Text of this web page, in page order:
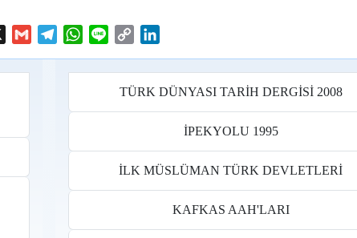
X
G
W
a
s
p
n
p
y
L
n
k
n
k
e
I
n
TÜRK DÜNYASI TARİH DERGİSİ 2008
İPEKYOLU 1995
İLK MÜSLÜMAN TÜRK DEVLETLERİ
KAFKAS AAH'LARI